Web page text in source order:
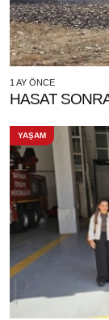
1 AY ÖNCE
HASAT
YAŞAM